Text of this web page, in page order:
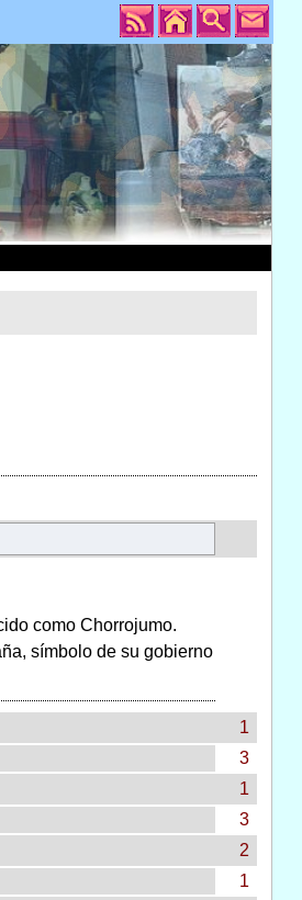
como Chorrojumo.
símbolo de su gobierno
1
3
1
3
2
1